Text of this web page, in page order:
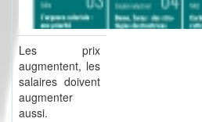
Les prix
augmentent, les
salaires doivent
augmenter
aussi.